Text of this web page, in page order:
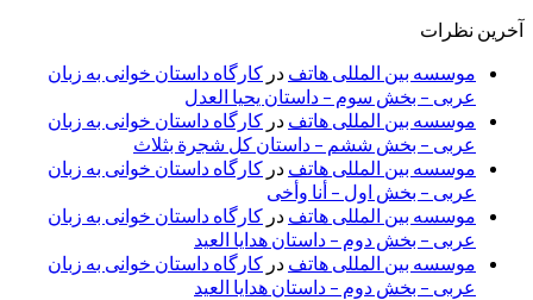
آخرین نظرات
موسسه بین المللی هاتف در کارگاه داستان خوانی به زبان
عربی – بخش سوم – داستان یحیا العدل
موسسه بین المللی هاتف در کارگاه داستان خوانی به زبان
عربی – بخش ششم – داستان کل شجرة بثلاث
موسسه بین المللی هاتف در کارگاه داستان خوانی به زبان
عربی – بخش اول – أنا وأخی
موسسه بین المللی هاتف در کارگاه داستان خوانی به زبان
عربی – بخش دوم – داستان هدایا العید
موسسه بین المللی هاتف در کارگاه داستان خوانی به زبان
عربی – بخش دوم – داستان هدایا العید